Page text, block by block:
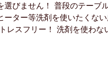
びません！ 普段のテーブ
ター等洗剤を使いたくな
レスフリー！ 洗剤を使わな